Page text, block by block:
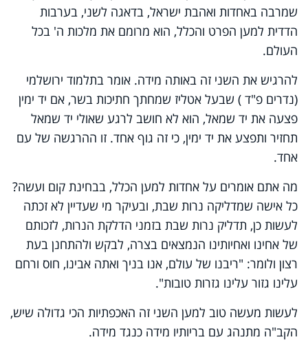
שמרבה באחדות ואהבת ישראל, בדאגה לשני, בערבות
הדדית למען הפרט והכלל, הוא מרומם את מלכות ה' בכל
העולם.
להרגיש את השני זה באותה מידה. אומר בתלמוד ירושלמי
(נדרים פ"ד ) שבעל אטליז שמחתך חתיכות בשר, אם יד ימין
פצעה את יד שמאל, הוא לא חושב לרגע שאולי יד שמאל
תחזיר ותפצע את יד ימין, כי זה גוף אחד. זו ההרגשה של עם
אחד.
מה אתם אומרים על אחדות למען הכלל, בבחינת קום ועשה?
כל אישה שמדליקה נרות שבת, ובעיקר מי שעדיין לא זכתה
לעשות כן, תדליק נרות שבת בזמני הדלקת הנרות, לזכותם
של אחינו ואחיותינו הנמצאים בצרה, לבקש ולהתחנן בעת
רצון ולומר: "ריבנו של עולם, אנו בניך ואתה אבינו, חוס ורחם
עלינו גזור עלינו גזרות טובות".
לעשות מעשה טוב למען השני זה האכפתיות הכי גדולה שיש,
הקב"ה מתנהג עם בריותיו מידה כנגד מידה.